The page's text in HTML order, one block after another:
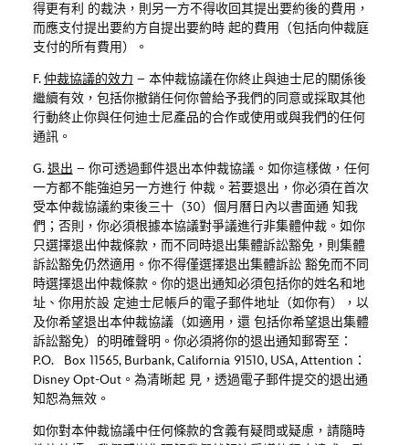
得更有利 的裁決，則另一方不得收回其提出要約後的費用，
而應支付提出要約方自提出要約時 起的費用（包括向仲裁庭
支付的所有費用）。
F.仲裁協議的效力 – 本仲裁協議在你終止與迪士尼的關係後
繼續有效，包括你撤銷任何你曾給予我們的同意或採取其他
行動終止你與任何迪士尼產品的合作或使用或與我們的任何
通訊。
G.退出 – 你可透過郵件退出本仲裁協議。如你這樣做，任何
一方都不能強迫另一方進行 仲裁。若要退出，你必須在首次
受本仲裁協議約束後三十（30）個月曆日內以書面通 知我
們；否則，你必須根據本協議對爭議進行非集體仲裁。如你
只選擇退出仲裁條款，而不同時退出集體訴訟豁免，則集體
訴訟豁免仍然適用。你不得僅選擇退出集體訴訟 豁免而不同
時選擇退出仲裁條款。你的退出通知必須包括你的姓名和地
址、你用於設 定迪士尼帳戶的電子郵件地址（如你有），以
及你希望退出本仲裁協議（如適用，還 包括你希望退出集體
訴訟豁免）的明確聲明。你必須將你的退出通知郵寄至：
P.O. Box 11565, Burbank, California 91510, USA, Attention ：
Disney Opt-Out。為清晰起 見，透過電子郵件提交的退出通
知恕為無效。
如你對本仲裁協議中任何條款的含義有疑問或疑慮，請隨時